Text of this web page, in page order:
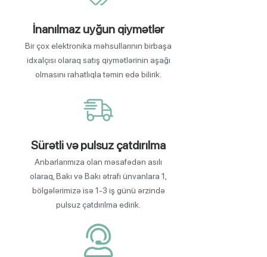
İnanılmaz uyğun qiymətlər
Bir çox elektronika məhsullarının birbaşa
idxalçısı olaraq satış qiymətlərinin aşağı
olmasını rahatlıqla təmin edə bilirik.
Sürətli və pulsuz çatdırılma
Anbarlarımıza olan məsafədən asılı
olaraq, Bakı və Bakı ətrafı ünvanlara 1,
bölgələrimizə isə 1-3 iş günü ərzində
pulsuz çatdırılma edirik.